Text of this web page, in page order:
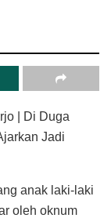
| Di Duga
Jadi
anak laki-laki
oleh oknum